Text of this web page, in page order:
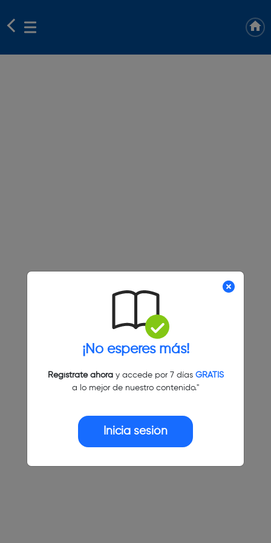
¡No esperes más!
Regístrate ahoray accede por 7 días GRATIS
a lo mejor de nuestro contenido."
Inicia sesión